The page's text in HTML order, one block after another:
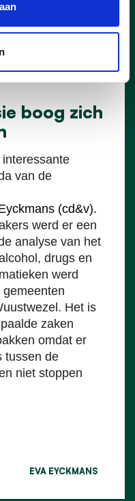
boog zich
van de
(cd&v).
werd er een
analyse van het
drugs en
werd
Het is
zaken
omdat er
tussen de
niet stoppen
EVA EYCKMANS